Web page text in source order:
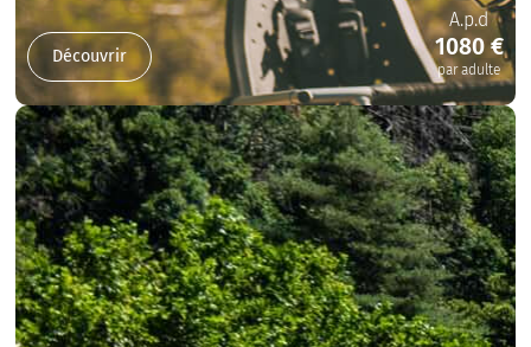
Découvrir
A.p.d
1080 €
par adulte